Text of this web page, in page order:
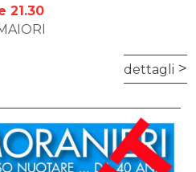
21.30
dettagli